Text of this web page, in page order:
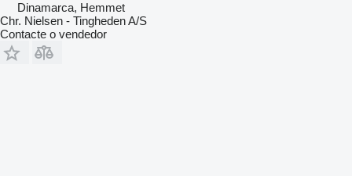
Dinamarca, Hemmet
Chr. Nielsen - Tingheden A/S
Contacte o vendedor